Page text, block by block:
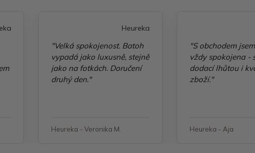
Heureka
"Velká spokojenost. Batoh
vypadá jako luxusně, stejně
jako na fotkách. Doručení
druhý den."
Heureka - Veronika M.
"S obchodem
vždy spokojena -
dodací lhůtou i
zboží."
Heureka - Aja